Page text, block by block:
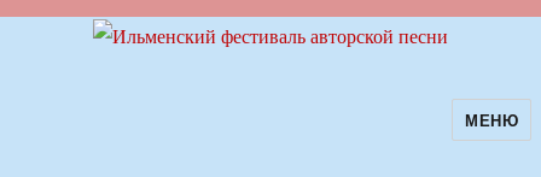
Ильменский фестиваль авторскойМЕНЮ